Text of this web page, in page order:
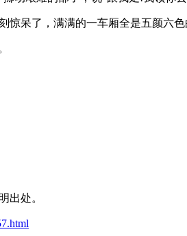
惊呆了，满满的一车厢全是五颜六
出处。